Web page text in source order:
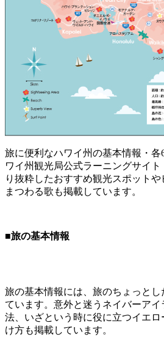
旅に便利なハワイ州の基本情報・
ワイ州観光局公式ラーニングサイ
り抜粋したおすすめ観光スポット
まつわる歌も掲載しています。
■旅の基本情報
旅の基本情報には、旅のちょっと
ています。意外と迷うネイバーア
法、いざという時に役に立つイエ
け方も掲載しています。